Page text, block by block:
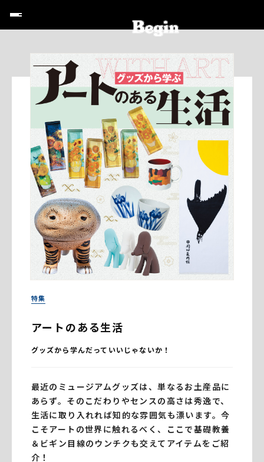
特集
アートのある生活
グッズから学んだっていいじゃないか！
最近のミュージアムグッズは、単なるお土産品に
あらず。そのこだわりやセンスの高さは秀逸で、
生活に取り入れれば知的な雰囲気も漂います。今
こそアートの世界に触れるべく、ここで基礎教養
＆ビギン目線のウンチクも交えてアイテムをご紹
介！